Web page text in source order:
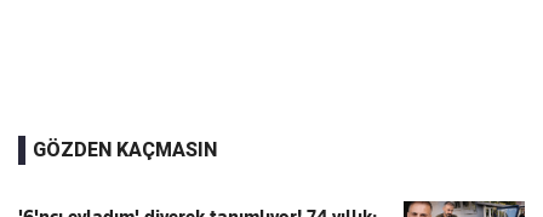
GÖZDEN KAÇMASIN